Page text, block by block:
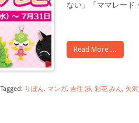
ない」「ママレード
Read More …
Tagged: りぼん, マンガ, 吉住 渉, 彩花 みん, 矢